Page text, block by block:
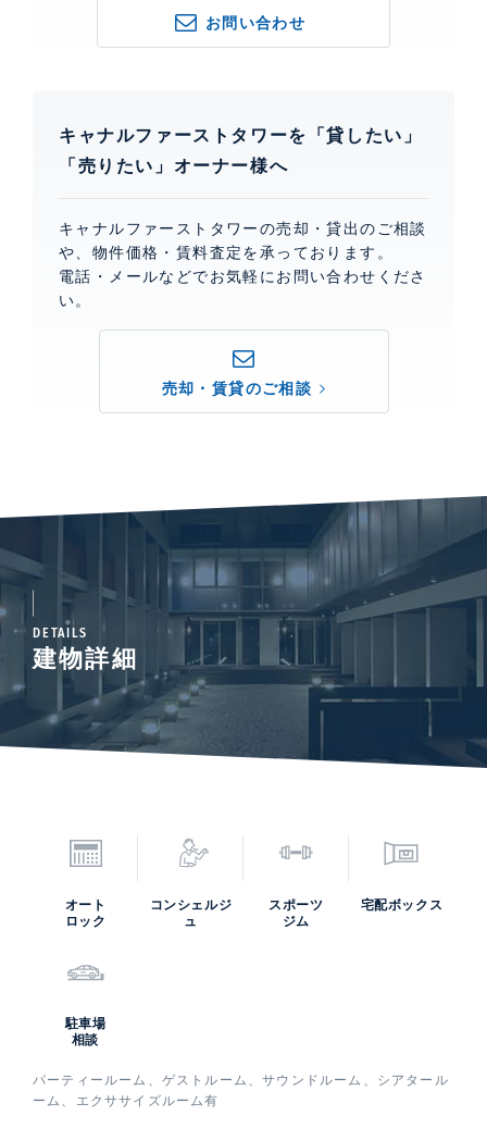
お問い合わせ
キャナルファーストタワーを「貸したい」
「売りたい」オーナー様へ
キャナルファーストタワーの売却・貸出のご相談
や、物件価格・賃料査定を承っております。
電話・メールなどでお気軽にお問い合わせくださ
い。
売却・賃貸のご相談
DETAILS
建物詳細
オート
ロック
コンシェルジ
ュ
スポーツ
ジム
宅配ボックス
駐車場
相談
パーティールーム、ゲストルーム、サウンドルーム、シアタール
ーム、エクササイズルーム有